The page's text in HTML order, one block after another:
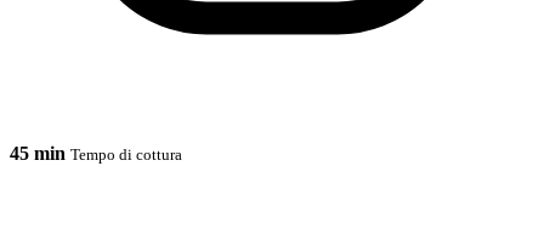
45 min Tempo di cottura